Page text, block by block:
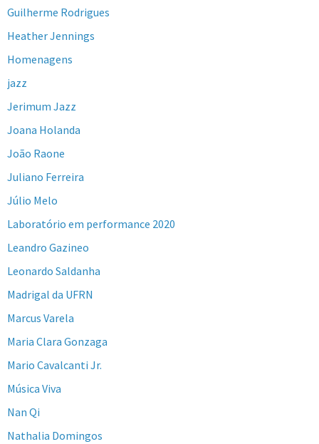
Guilherme Rodrigues
Heather Jennings
Homenagens
jazz
Jerimum Jazz
Joana Holanda
João Raone
Juliano Ferreira
Júlio Melo
Laboratório em performance 2020
Leandro Gazineo
Leonardo Saldanha
Madrigal da UFRN
Marcus Varela
Maria Clara Gonzaga
Mario Cavalcanti Jr.
Música Viva
Nan Qi
Nathalia Domingos